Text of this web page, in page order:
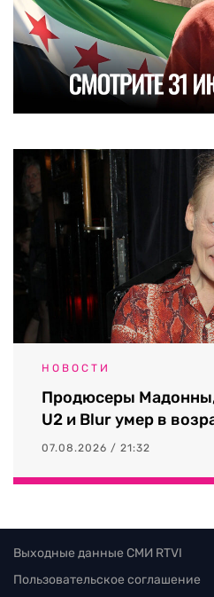
НОВОСТИ
Продюсеры
U2 и Blur умер в
07.08.2026 / 21:32
Выходные данные СМИ RTVI
Пользовательское соглашение